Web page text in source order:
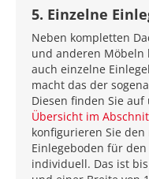
5. Einzelne
Neben kompletten
und anderen Möbeln
auch einzelne
macht das der
Diesen finden Sie auf
Übersicht im
konfigurieren Sie
Einlegeboden für
individuell. Das ist